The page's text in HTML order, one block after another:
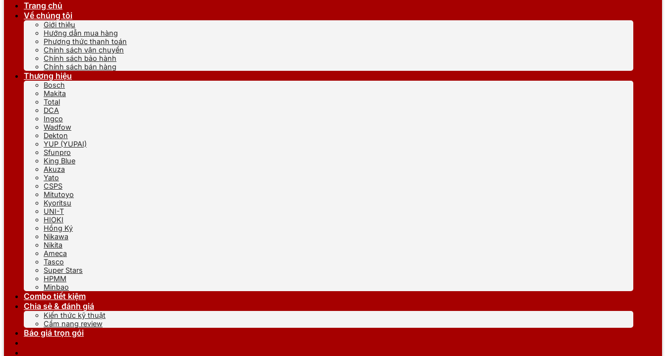
Trang chủ
Về chúng tôi
Giới thiệu
Hướng dẫn mua hàng
Phương thức thanh toán
Chính sách vận chuyển
Chính sách bảo hành
Chính sách bán hàng
Thương hiệu
Bosch
Makita
Total
DCA
Ingco
Wadfow
Dekton
YUP (YUPAI)
Sfunpro
King Blue
Akuza
Yato
CSPS
Mitutoyo
Kyoritsu
UNI-T
HIOKI
Hồng Ký
Nikawa
Nikita
Ameca
Tasco
Super Stars
HPMM
Minbao
Combo tiết kiệm
Chia sẻ & đánh giá
Kiến thức kỹ thuật
Cẩm nang review
Báo giá trọn gói